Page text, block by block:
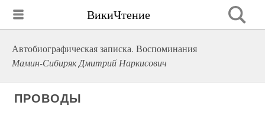
ВикиЧтение
Автобиографическая записка. Воспоминания
Мамин-Сибиряк Дмитрий Наркисович
ПРОВОДЫ